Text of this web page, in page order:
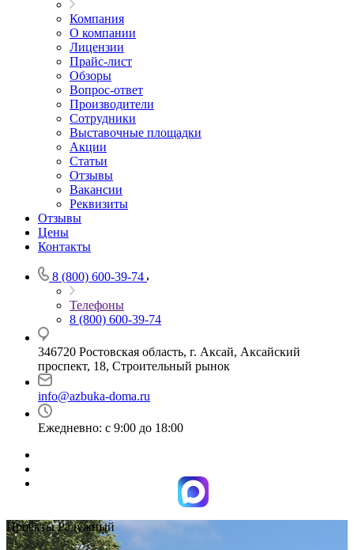
Компания
О компании
Лицензии
Прайс-лист
Обзоры
Вопрос-ответ
Производители
Сотрудники
Выставочные площадки
Акции
Статьи
Отзывы
Вакансии
Реквизиты
Отзывы
Цены
Контакты
8 (800) 600-39-74
Телефоны
8 (800) 600-39-74
346720 Ростовская область, г. Аксай, Аксайский
проспект, 18, Строительный рынок
info@azbuka-doma.ru
Ежедневно: с 9:00 до 18:00
Проекты Радужный